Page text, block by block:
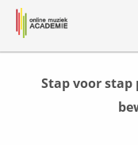
Stap voor stap